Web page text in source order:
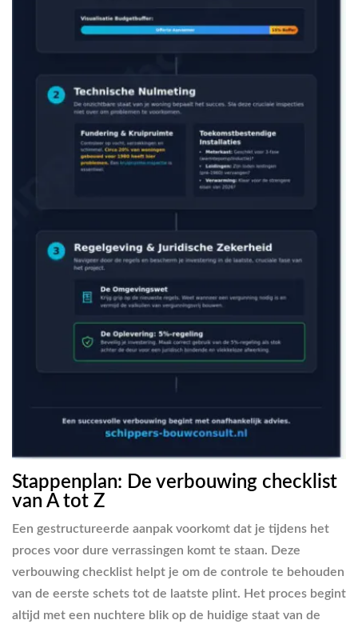
Stappenplan: De verbouwing checklist
van A tot Z
Een gestructureerde aanpak voorkomt dat je tijdens het
proces voor dure verrassingen komt te staan. Deze
verbouwing checklist helpt je om de controle te behouden
van de eerste schets tot de laatste plint. Het proces begint
altijd met een nuchtere blik op de huidige staat van de